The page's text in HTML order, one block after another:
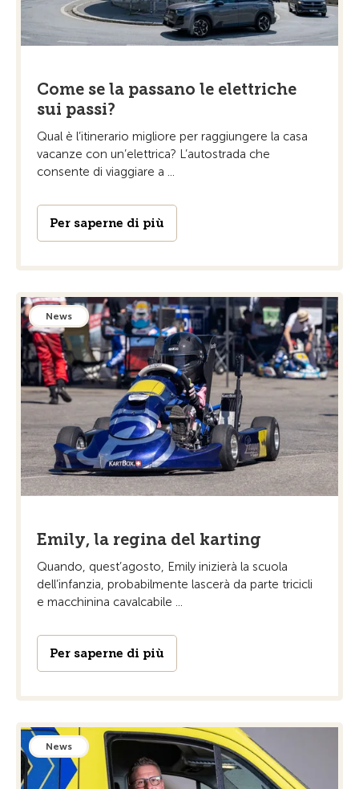
Come se la passano le elettriche
sui passi?
Qual è l’itinerario migliore per raggiungere la casa
vacanze con un’elettrica? L’autostrada che
consente di viaggiare a ...
Per saperne di più
News
Emily, la regina del karting
Quando, quest’agosto, Emily inizierà la scuola
dell’infanzia, probabilmente lascerà da parte tricicli
e macchinina cavalcabile ...
Per saperne di più
News